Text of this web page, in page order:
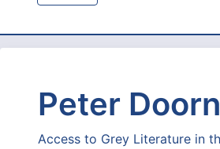
Peter Doorn
Access to Grey Literature in